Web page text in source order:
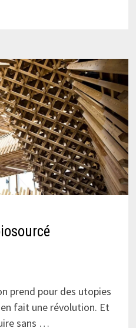
prend pour des utopies
fait une révolution. Et
sans …